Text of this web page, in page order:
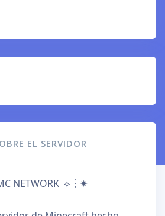
EL SERVIDOR
NETWORK ⟡︙✷